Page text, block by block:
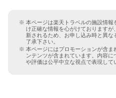
本ページは楽天トラベルの施設情
け正確な情報を心がけております
新されるため、お申し込み時と異
了承下さい。
本ページにはプロモーションが含ま
ンテンツが含まれています。内容
や評価は公平中立な視点で表現して